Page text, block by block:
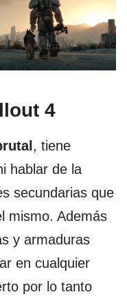
4
, tiene
hablar de la
secundarias que
mismo. Además
y armaduras
en cualquier
por lo tanto